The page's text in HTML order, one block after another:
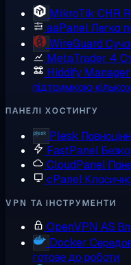
MikroTik CHR
aaPanelЛегка
WireGuard
MetaTrader 4
Hiddify Manager
підтримкою
ПАНЕЛІ ХОСТИНГУ
Plesk
FastPanel
CloudPanel
cPanel
VPN ТА ІНСТРУМЕНТИ
OpenVPN AS
Docker
готове до роботи